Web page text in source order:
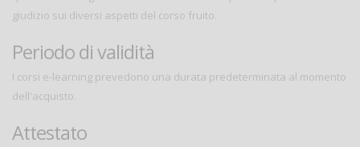
giudizio sui diversi aspetti del corso fruito.
Periodo di validità
I corsi e-learning prevedono una durata predeterminata al momento
dell'acquisto.
Attestato